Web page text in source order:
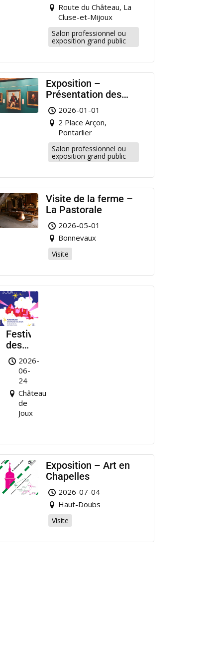
Route du Château, La
Cluse-et-Mijoux
Salon professionnel ou
exposition grand public
Exposition –
Présentation des
portraits de militaire
restaurés à
Pontarlier
2026-01-01
2 Place Arçon,
Pontarlier
Salon professionnel ou
exposition grand public
Visite de la ferme –
La Pastorale
2026-05-01
Bonnevaux
Visite
Festival
des
Nuits
de
Joux
2026-
06-
24
Château
de
Joux
Exposition – Art en
Chapelles
2026-07-04
Haut-Doubs
Visite